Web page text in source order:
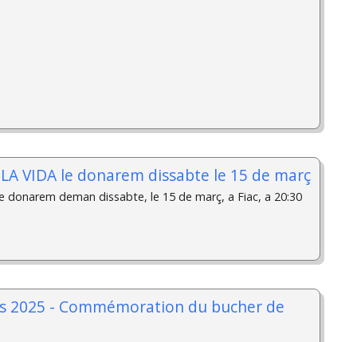
VIDA le donarem dissabte le 15 de març
donarem deman dissabte, le 15 de març, a Fiac, a 20:30
2025 - Commémoration du bucher de